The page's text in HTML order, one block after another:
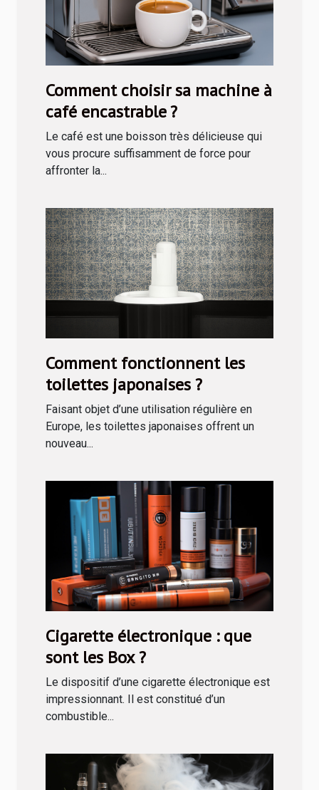
Comment choisir sa machine à
café encastrable ?
Le café est une boisson très délicieuse qui
vous procure suffisamment de force pour
affronter la...
Comment fonctionnent les
toilettes japonaises ?
Faisant objet d’une utilisation régulière en
Europe, les toilettes japonaises offrent un
nouveau...
Cigarette électronique : que
sont les Box ?
Le dispositif d’une cigarette électronique est
impressionnant. Il est constitué d’un
combustible...